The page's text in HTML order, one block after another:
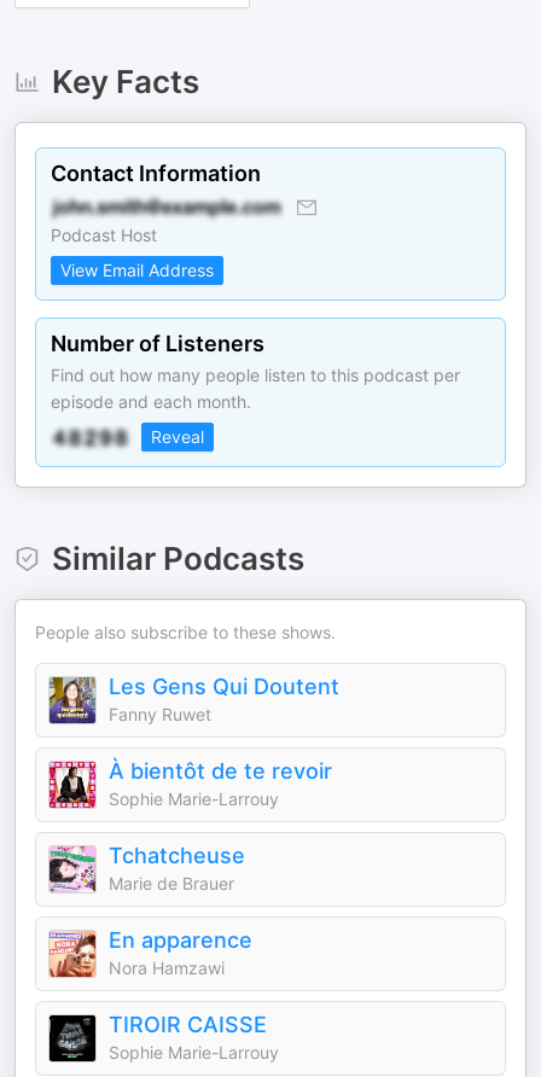
Key Facts
Contact Information
Podcast Host
View Email Address
Number of Listeners
Find out how many people listen to this podcast per
episode and each month.
Reveal
Similar Podcasts
People also subscribe to these shows.
Les Gens Qui Doutent
Fanny Ruwet
À bientôt de te revoir
Sophie Marie-Larrouy
Tchatcheuse
Marie de Brauer
En apparence
Nora Hamzawi
TIROIR CAISSE
Sophie Marie-Larrouy